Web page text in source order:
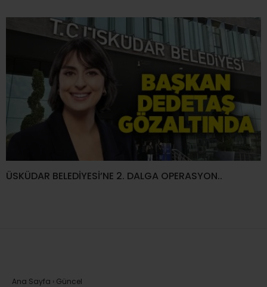
ÜSKÜDAR BELEDİYESİ’NE 2. DALGA OPERASYON..
Ana Sayfa › Güncel